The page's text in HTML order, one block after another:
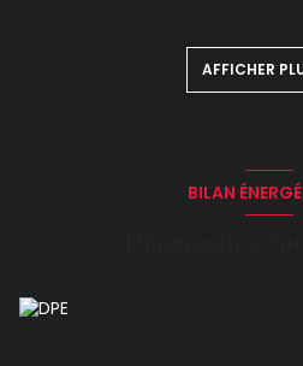
Performance énergétique : DPE :
suite. Le bien est soumis au
Montant estimé des dépenses
auxquels ce bien est exposé sont
Géorisques : https://
AFFICHER
BILAN